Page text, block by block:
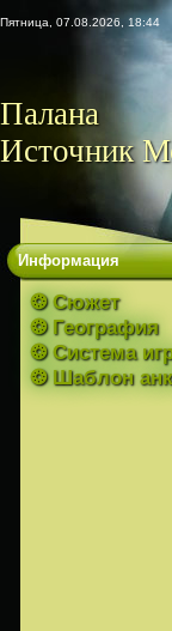
Пятница, 07.08.2026, 18:44
Палана
Источник
Информация
❂ Сюжет
❂ География
❂ Система
❂ Шаблон